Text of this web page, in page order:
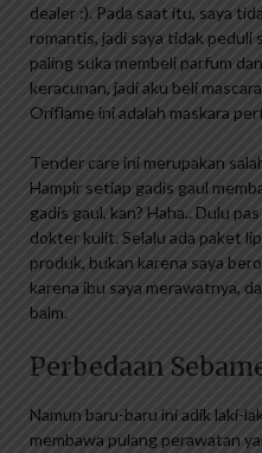
dealer :). Pada saat itu, saya
romantis, jadi saya tidak peduli
paling suka membeli parfum
keracunan, jadi aku beli
Oriflame ini adalah maskara
Tender care ini merupakan
Hampir setiap gadis gaul
gadis gaul, kan? Haha.. Dulu
dokter kulit. Selalu ada paket
produk, bukan karena saya
karena ibu saya merawatnya,
balm.
Perbedaan
Namun baru-baru ini adik laki-
membawa pulang perawatan